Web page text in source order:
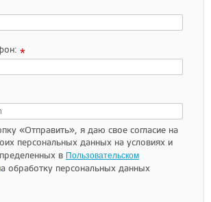
*
«Отправить», я даю свое согласие на
персональных данных на условиях и
в Пользовательском
обработку персональных данных